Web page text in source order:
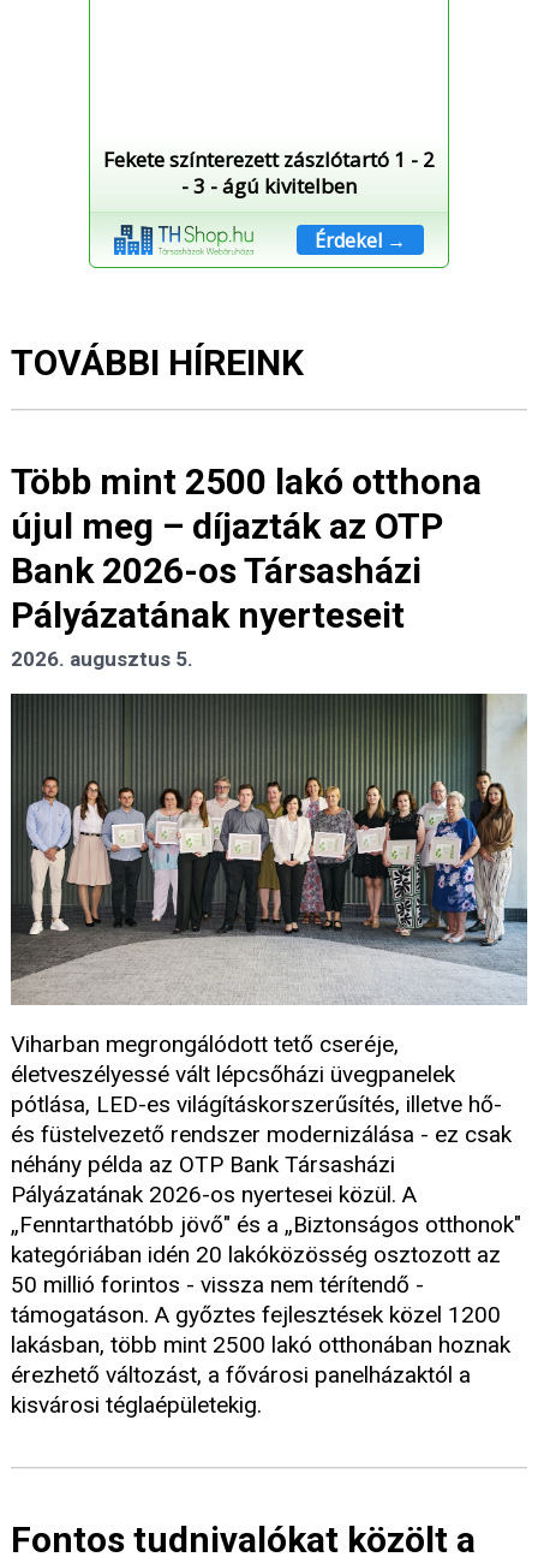
Fekete színterezett zászlótartó 1 - 2
- 3 - ágú kivitelben
Érdekel →
TOVÁBBI HÍREINK
Több mint 2500 lakó otthona
újul meg – díjazták az OTP
Bank 2026-os Társasházi
Pályázatának nyerteseit
2026. augusztus 5.
Viharban megrongálódott tető cseréje,
életveszélyessé vált lépcsőházi üvegpanelek
pótlása, LED-es világításkorszerűsítés, illetve hő-
és füstelvezető rendszer modernizálása - ez csak
néhány példa az OTP Bank Társasházi
Pályázatának 2026-os nyertesei közül. A
„Fenntarthatóbb jövő" és a „Biztonságos otthonok"
kategóriában idén 20 lakóközösség osztozott az
50 millió forintos - vissza nem térítendő -
támogatáson. A győztes fejlesztések közel 1200
lakásban, több mint 2500 lakó otthonában hoznak
érezhető változást, a fővárosi panelházaktól a
kisvárosi téglaépületekig.
Fontos tudnivalókat közölt a